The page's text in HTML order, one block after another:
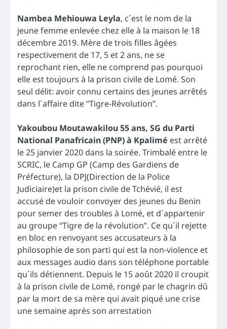
Nambea Mehiouwa Leyla, c´est le nom de la
jeune femme enlevée chez elle à la maison le 18
décembre 2019. Mère de trois filles âgées
respectivement de 17, 5 et 2 ans, ne se
reprochant rien, elle ne comprend pas pourquoi
elle est toujours à la prison civile de Lomé. Son
seul délit: avoir connu certains des jeunes arrêtés
dans l´affaire dite “Tigre-Révolution”.
Yakoubou Moutawakilou 55 ans, SG du Parti
National Panafricain (PNP) à Kpalimé est arrêté
le 25 janvier 2020 dans la soirée. Trimbalé entre le
SCRIC, le Camp GP (Camp des Gardiens de
Préfecture), la DPJ(Direction de la Police
Judiciaire)et la prison civile de Tchévié, il est
accusé de vouloir convoyer des jeunes du Benin
pour semer des troubles à Lomé, et d´appartenir
au groupe “Tigre de la révolution”. Ce qu´il rejette
en bloc en renvoyant ses accusateurs à la
philosophie de son parti qui est la non-violence et
aux messages audio dans son téléphone portable
qu´ils détiennent. Depuis le 15 août 2020 il croupit
à la prison civile de Lomé, rongé par le chagrin dû
par la mort de sa mère qui avait piqué une crise
une semaine après son arrestation